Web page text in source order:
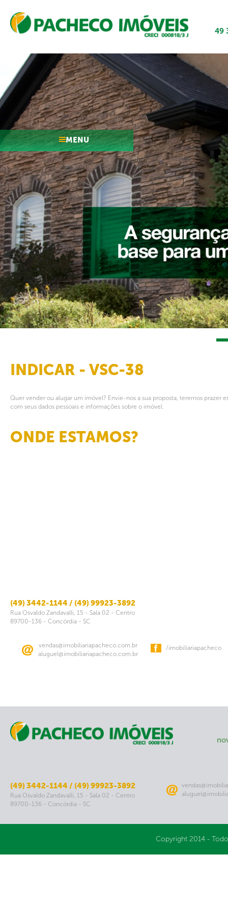
49
MENU
INDICAR - VSC-38
Quer vender ou alugar um imóvel? Envie-nos a sua proposta, teremos prazer
com seus dados pessoais e informações sobre o imóvel.
ONDE ESTAMOS?
(49) 3442-1144 / (49) 99923-3892
Rua Osvaldo Zandavalli, 15 - Sala 02 - Centro
89700-136 - Concórdia - SC
vendas@imobiliariapacheco.com.br
aluguel@imobiliariapacheco.com.br
/imobiliariapacheco
(49) 3442-1144 / (49) 99923-3892
Rua Osvaldo Zandavalli, 15 - Sala 02 - Centro
89700-136 - Concórdia - SC
Copyright 2014 -